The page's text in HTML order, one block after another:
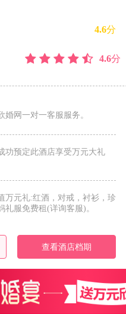
4.6分
4.6分
婚网一对一客服服务。
功预定此酒店享受万元大礼
万元礼:红酒，对戒，衬衫，珍
礼服免费租(详询客服)。
查看酒店档期